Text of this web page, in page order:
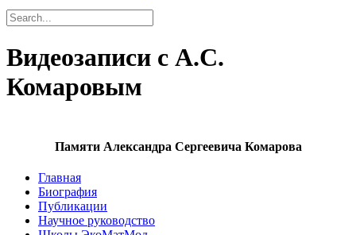
Видеозаписи с А.С.
Комаровым
Памяти Александра Сергеевича Комарова
Главная
Биография
Публикации
Научное руководство